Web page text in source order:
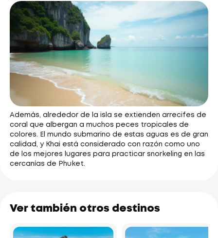
Además, alrededor de la isla se extienden arrecifes de
coral que albergan a muchos peces tropicales de
colores. El mundo submarino de estas aguas es de gran
calidad, y Khai está considerado con razón como uno
de los mejores lugares para practicar snorkeling en las
cercanías de Phuket.
Ver también otros destinos